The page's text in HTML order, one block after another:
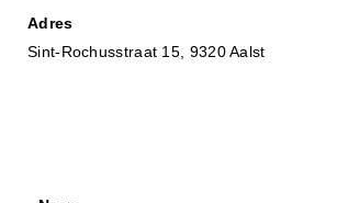
Adres
Sint-Rochusstraat 15, 9320 Aalst